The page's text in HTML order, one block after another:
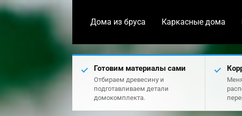
Дома из бруса Каркасные дома
Готовим материалы сами
Отбираем древесину и
подготавливаем детали
домокомплекта.